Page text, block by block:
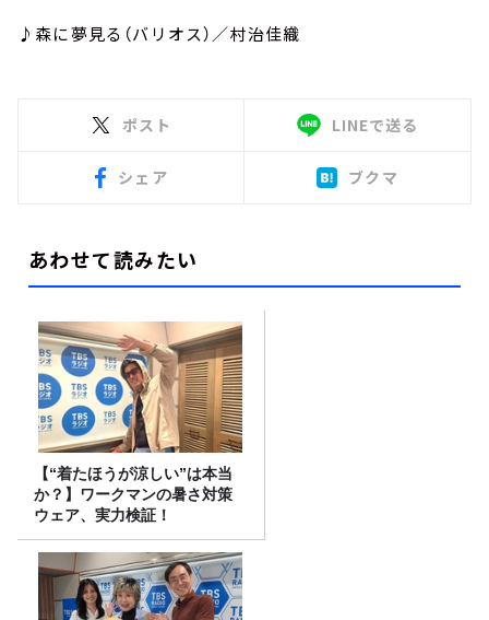
♪森に夢見る（バリオス）／村治佳織
ポスト LINEで送る
シェア ブクマ
あわせて読みたい
【“着たほうが涼しい”は本当
か？】ワークマンの暑さ対策
ウェア、実力検証！